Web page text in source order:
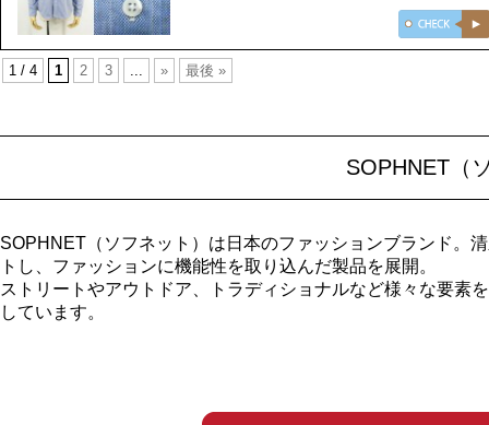
1 / 4 1 2 3 ... » 最後 »
SOPHNET（
SOPHNET（ソフネット）は日本のファッションブランド。
トし、ファッションに機能性を取り込んだ製品を展開。
ストリートやアウトドア、トラディショナルなど様々な要素
しています。